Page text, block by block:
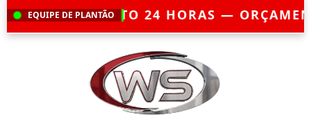
EQUIPE DE PLANTÃO
24 HORAS — ORÇAMENTO GRÁTIS —